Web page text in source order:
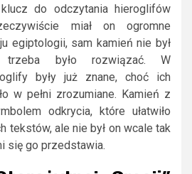
do odczytania hieroglifów
miał on ogromne
egiptologii, sam kamień nie był
trzeba było rozwiązać. W
były już znane, choć ich
w pełni zrozumiane. Kamień z
odkrycia, które ułatwiło
tekstów, ale nie był on wcale tak
się go przedstawia.